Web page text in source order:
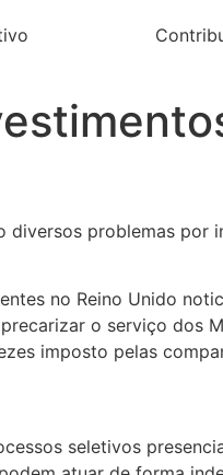
problemas por
no Reino Unido
o serviço dos
imposto pelas
seletivos